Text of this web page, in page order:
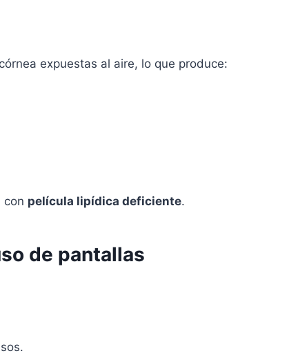
expuestas al aire, lo que produce:
con película lipídica deficiente.
de pantallas